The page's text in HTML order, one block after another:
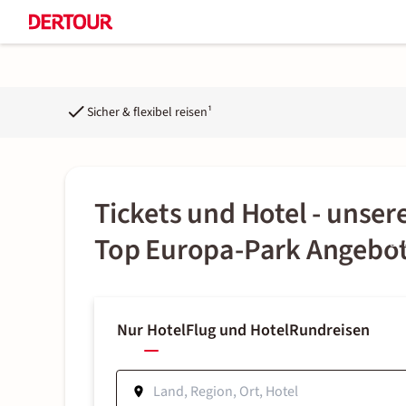
Sicher & flexibel reisen¹
o
k
Tickets und Hotel -
Top Europa-Park
Nur HotelFlug und HotelRundreisen